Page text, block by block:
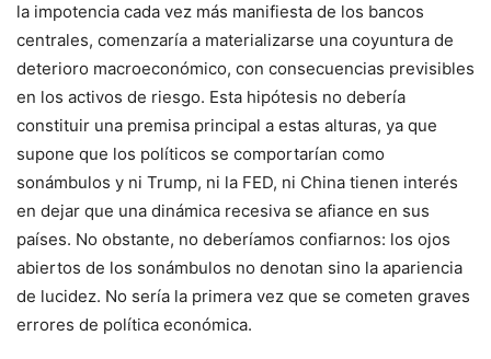
la impotencia cada vez más manifiesta de los bancos
centrales, comenzaría a materializarse una coyuntura de
deterioro macroeconómico, con consecuencias previsibles
en los activos de riesgo. Esta hipótesis no debería
constituir una premisa principal a estas alturas, ya que
supone que los políticos se comportarían como
sonámbulos y ni Trump, ni la FED, ni China tienen interés
en dejar que una dinámica recesiva se afiance en sus
países. No obstante, no deberíamos confiarnos: los ojos
abiertos de los sonámbulos no denotan sino la apariencia
de lucidez. No sería la primera vez que se cometen graves
errores de política económica.